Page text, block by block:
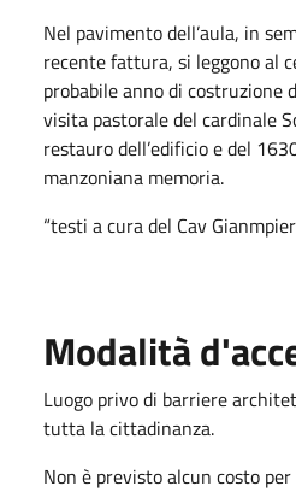
Nel pavimento dell’aula, in
recente fattura, si leggono al
probabile anno di costruzione
visita pastorale del cardinale
restauro dell’edificio e del
manzoniana memoria.
“testi a cura del Cav
Modalità
Luogo privo di barriere
tutta la cittadinanza.
Non è previsto alcun costo